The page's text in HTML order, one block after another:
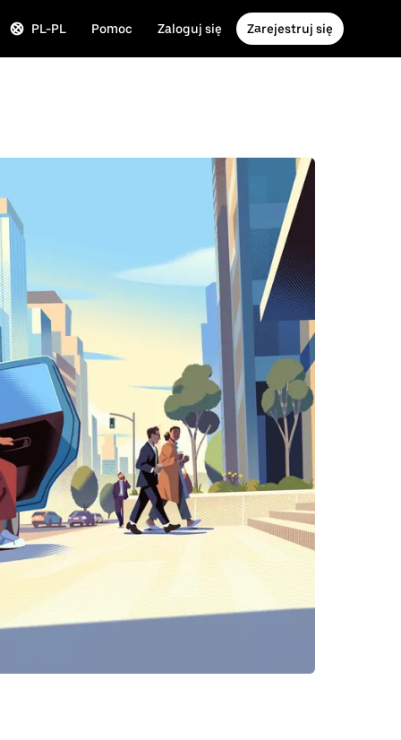
PL-PL Pomoc Zaloguj się Zarejestruj się